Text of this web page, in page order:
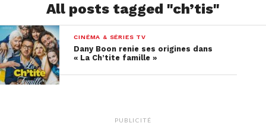
All posts tagged "ch’tis"
CINÉMA & SÉRIES TV
Dany Boon renie ses origines dans
« La Ch’tite famille »
PUBLICITÉ